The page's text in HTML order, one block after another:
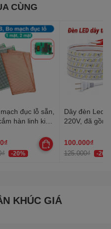
CÙNG
đục lỗ sẵn,
hàn linh kiện
-20%
Dây đèn Led
220V, đã gồm
trang trí quấn
trần, lễ Tết
100.000₫
125.000₫ -20%
KHÚC GIÁ